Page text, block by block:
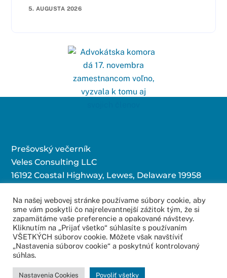
5. AUGUSTA 2026
Prešovský večerník
Veles Consulting LLC
16192 Coastal Highway, Lewes, Delaware 19958
Kontaktujte nás:
redakcia@povecernik.sk
© 2016 – 2022 Web Studio – Tvorba Web Stránok
Na našej webovej stránke používame súbory cookie, aby
sme vám poskytli čo najrelevantnejší zážitok tým, že si
zapamätáme vaše preferencie a opakované návštevy.
Kliknutím na „Prijať všetko“ súhlasíte s používaním
VŠETKÝCH súborov cookie. Môžete však navštíviť
„Nastavenia súborov cookie“ a poskytnúť kontrolovaný
súhlas.
Nastavenia Cookies Povoliť všetky